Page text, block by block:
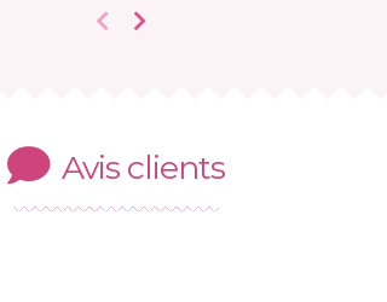
Avis clients